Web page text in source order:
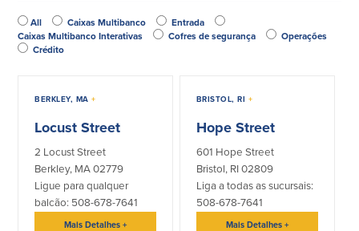
Empresarial
Conta à ordem de Análise
Fins Lucrativos
Conta Poupança com Extrato
Crédito
Empréstimo Comercial
Serviços
Soluções de Gestão de Caixa
All Caixas Multibanco
Entrada
Caixas Multibanco Interativas
Cofres de segurança
Operações
Crédito
BERKLEY, MA+
Locust Street
2 Locust Street
Berkley, MA 02779
Ligue para qualquer
balcão: 508-678-7641
Mais Detalhes+
BRISTOL, RI +
Hope Street
601 Hope Street
Bristol, RI 02809
Liga a todas as sucursais:
508-678-7641
Mais Detalhes +